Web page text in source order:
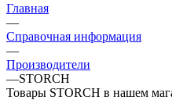
Главная
—
Справочная информация
—
Производители
—STORCH
Товары STORCH в нашем